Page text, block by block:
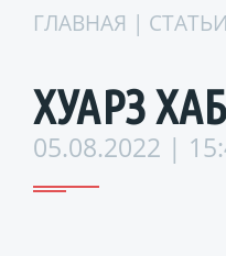
ГЛАВНАЯ | СТАТЬИ
ХУАРЗ
05.08.2022 |